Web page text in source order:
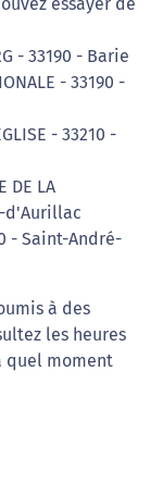
- 33190 - Barie
- 33190 -
- 33210 -
DE LA
d'Aurillac
- Saint-André-
à des
les heures
quel moment